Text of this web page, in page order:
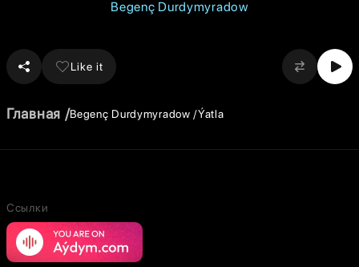
Begenç Durdymyradow
Like it
Главная Begenç Durdymyradow Ýatla
Ссылки